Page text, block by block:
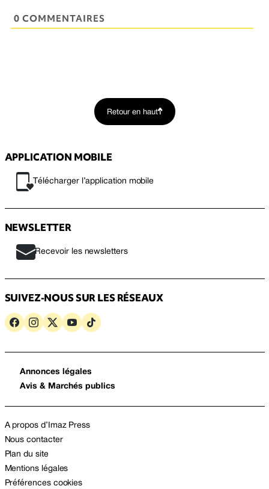
0 COMMENTAIRES
Retour en haut
APPLICATION MOBILE
Télécharger l’application mobile
NEWSLETTER
Recevoir les newsletters
SUIVEZ-NOUS SUR LES RÉSEAUX
Annonces légales
Avis & Marchés publics
A propos d’Imaz Press
Nous contacter
Plan du site
Mentions légales
Préférences cookies